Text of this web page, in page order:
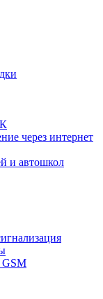
через интернет
и автошкол
GSM